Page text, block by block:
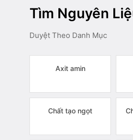
Tìm Nguyên
Duyệt Theo Danh Mục
Axit amin
Chất tạo ngọt